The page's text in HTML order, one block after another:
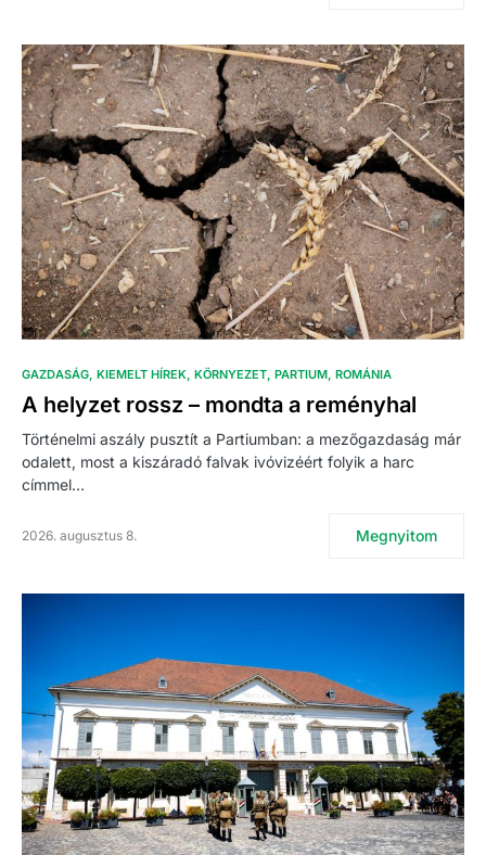
GAZDASÁG KIEMELT HÍREK KÖRNYEZET PARTIUM ROMÁNIA
A helyzet rossz – mondta a reményhal
Történelmi aszály pusztít a Partiumban: a mezőgazdaság már
odalett, most a kiszáradó falvak ivóvizéért folyik a harc
címmel…
2026. augusztus 8. Megnyitom